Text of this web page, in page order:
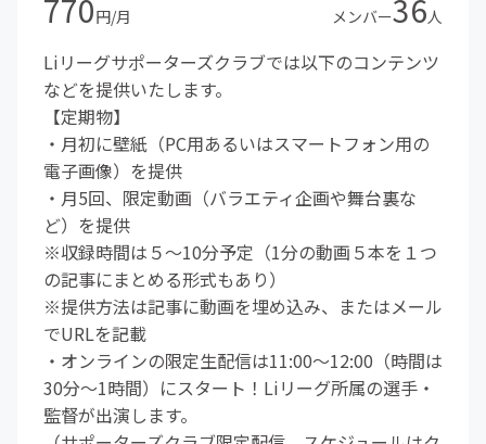
770円/月 メンバー36人
Liリーグサポーターズクラブでは以下のコンテンツ
などを提供いたします。
【定期物】
・月初に壁紙（PC用あるいはスマートフォン用の
電子画像）を提供
・月5回、限定動画（バラエティ企画や舞台裏な
ど）を提供
※収録時間は５～10分予定（1分の動画５本を１つ
の記事にまとめる形式もあり）
※提供方法は記事に動画を埋め込み、またはメール
でURLを記載
・オンラインの限定生配信は11:00～12:00（時間は
30分～1時間）にスタート！Liリーグ所属の選手・
監督が出演します。